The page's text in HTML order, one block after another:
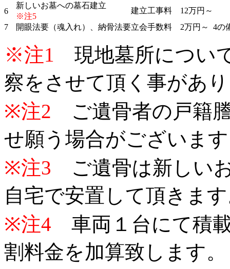
6
新しいお墓への墓石建立
※注5
建立工事料
12万円～
7
開眼法要（魂入れ）、納骨法要立会手数料 2万円～ 4の
※注1 現地墓所につい
察をさせて頂く事があ
※注2 ご遺骨者の戸籍
せ願う場合がございま
※注3 ご遺骨は新しい
自宅で安置して頂きま
※注4 車両１台にて積
割料金を加算致します。